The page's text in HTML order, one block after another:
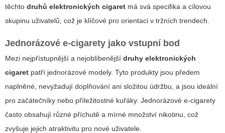
těchto druhů elektronických cigaret má svá specifika a cílovou
skupinu uživatelů, což je klíčové pro orientaci v tržních trendech.
Jednorázové e-cigarety jako vstupní bod
Mezi nejpřístupnější a nejoblíbenější druhy elektronických
cigaret patří jednorázové modely. Tyto produkty jsou předem
naplněné, nevyžadují doplňování ani složitou údržbu, a jsou ideální
pro začátečníky nebo příležitostné kuřáky. Jednorázové e-cigarety
často obsahují různé příchutě a mírné množství nikotinu, což
zvyšuje jejich atraktivitu pro nové uživatele.